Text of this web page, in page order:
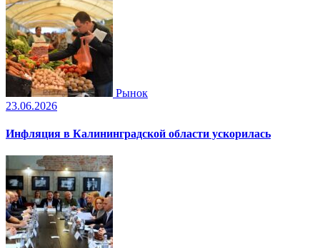
Рынок
23.06.2026
Инфляция в Калининградской области ускорилась